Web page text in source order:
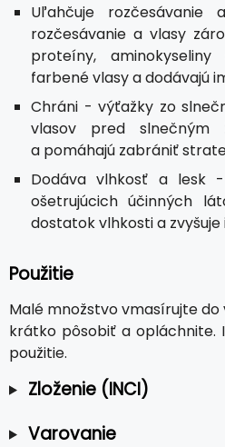
Uľahčuje
rozčesávanie a vlasy
proteíny,
farbené vlasy a dodávajú
Chráni - výťažky zo
vlasov pred slnečným
a pomáhajú zabrániť
Dodáva vlhkosť a lesk
ošetrujúcich účinných
dostatok vlhkosti a zvyšuje
Použitie
Malé množstvo vmasírujte
krátko pôsobiť a opláchnite.
použitie.
Zloženie (INCI)
Varovanie